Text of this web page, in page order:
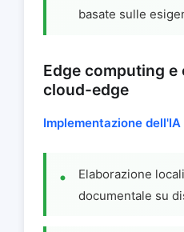
basate sulle
Edge computing
cloud-edge
Implementazione dell'IA
Elaborazione
documentale su